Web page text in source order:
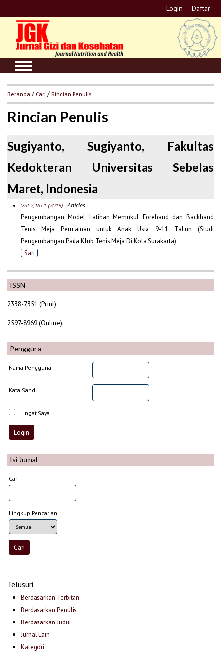
Login Daftar
ISSN
2338-7351 (Print)
2597-8969 (Online)
Pengguna
Nama Pengguna
Kata Sandi
Ingat Saya
Isi Jurnal
Cari
Lingkup Pencarian
Telusuri
Berdasarkan Terbitan
Berdasarkan Penulis
Berdasarkan Judul
Jurnal Lain
Kategori
Beranda / Cari/Rincian Penulis
Rincian Penulis
Sugiyanto, Sugiyanto, Fakultas
Kedokteran Universitas Sebelas
Maret, Indonesia
Vol 2, No 1 (2015)- Articles
Pengembangan Model Latihan Memukul Forehand dan Backhand
Tenis Meja Permainan untuk Anak Usia 9-11 Tahun (Studi
Pengembangan Pada Klub Tenis Meja Di Kota Surakarta)
Sari